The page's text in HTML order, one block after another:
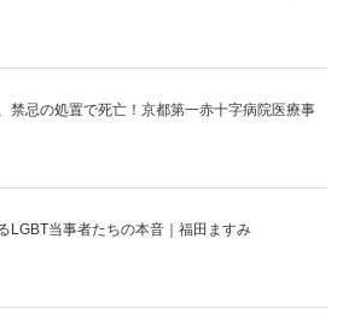
禁忌の処置で死亡！京都第一赤十字病院医療事
LGBT当事者たちの本音｜福田ますみ